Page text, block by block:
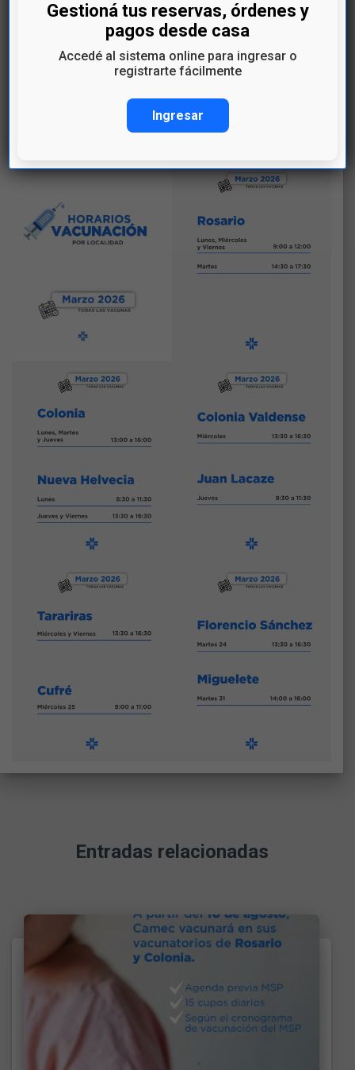
Te esperamos!
Por más información:
0800 0522
#CAMEC #Vacunación #PlanDeVacunación #MarzoS
Entradas relacionadas
Gestioná tus reservas, órdenes y
pagos desde casa
Accedé al sistema online para ingresar o
registrarte fácilmente
Ingresar